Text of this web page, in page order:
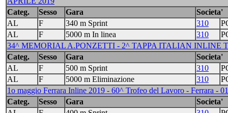
Categ.
Sesso Gara
Societa'
AL
F 340 m Sprint 310
AL
F 5000 m In linea 310
34^ MEMORIAL A.PONZETTI - 2^ TAPPA ITALIAN INLINE
Categ.
Sesso Gara
Societa'
AL
F 500 m Sprint 310
AL
F 5000 m Eliminazione 310
1o maggio Ferrara Inline 2019 - 60^ Trofeo del Lavoro - Ferrara -
Categ.
Sesso Gara
Societa'